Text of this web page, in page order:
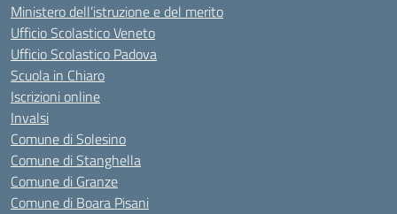
Ministero dell’istruzione e del merito
Ufficio Scolastico Veneto
Ufficio Scolastico Padova
Scuola in Chiaro
Iscrizioni online
Invalsi
Comune di Solesino
Comune di Stanghella
Comune di Granze
Comune di Boara Pisani